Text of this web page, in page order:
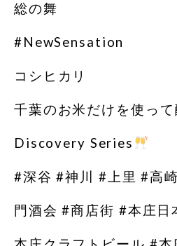
総の舞
#NewSensation
コシヒカリ
千葉のお米だけを使って
Discovery Series
#深谷 #神川 #上里 #高
門酒会 #商店街 #本庄日